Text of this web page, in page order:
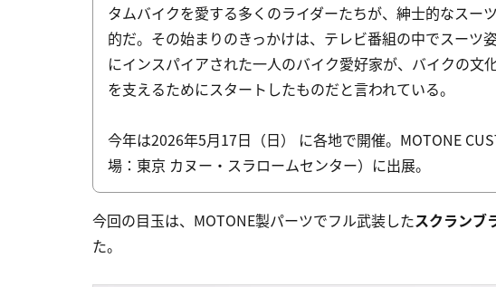
タムバイクを愛する多くのライダーたちが、紳士的なスー
的だ。その始まりのきっかけは、テレビ番組の中でスーツ
にインスパイアされた一人のバイク愛好家が、バイクの文
を支えるためにスタートしたものだと言われている。
今年は2026年5月17日（日） に各地で開催。MOTONE
場：東京 カヌー・スラロームセンター）に出展。
今回の目玉は、MOTONE製パーツでフル武装したスクランブ
た。